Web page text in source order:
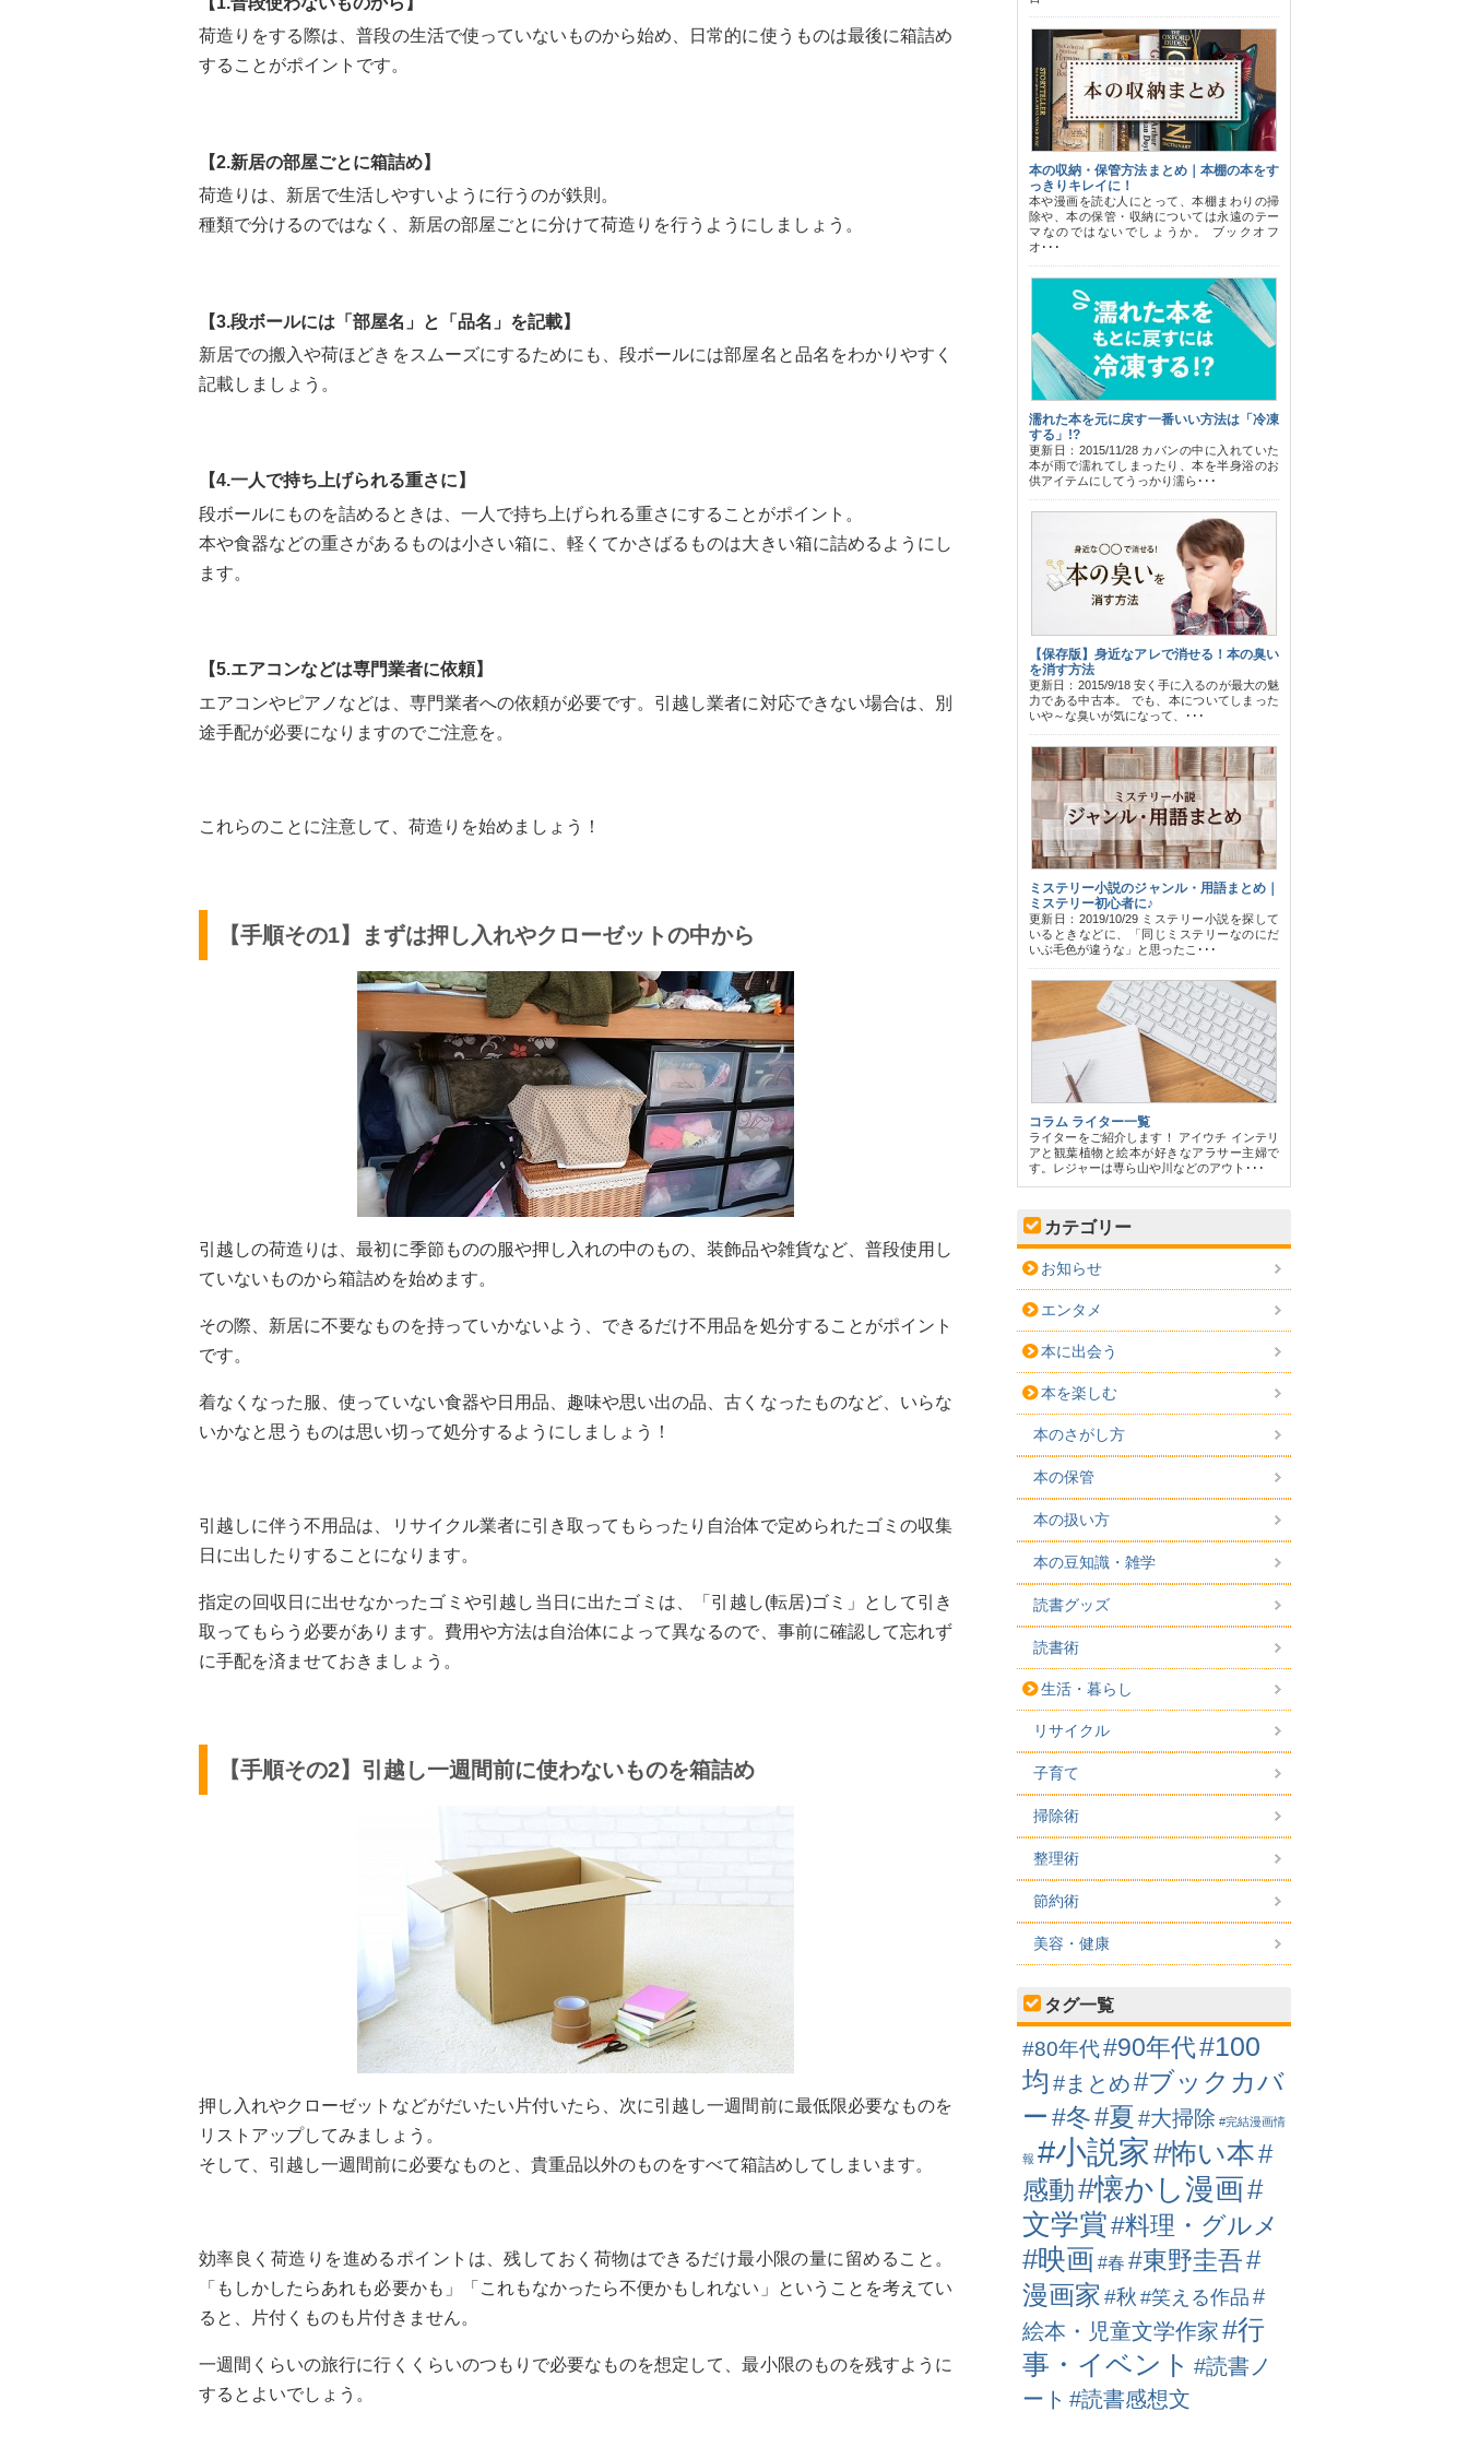
荷造りをする際は、普段の生活で使っていないものから始め、日常的に使うものは最後に箱詰め
することがポイントです。
【2.新居の部屋ごとに箱詰め】
荷造りは、新居で生活しやすいように行うのが鉄則。
種類で分けるのではなく、新居の部屋ごとに分けて荷造りを行うようにしましょう。
【3.段ボールには「部屋名」と「品名」を記載】
新居での搬入や荷ほどきをスムーズにするためにも、段ボールには部屋名と品名をわかりやすく
記載しましょう。
【4.一人で持ち上げられる重さに】
段ボールにものを詰めるときは、一人で持ち上げられる重さにすることがポイント。
本や食器などの重さがあるものは小さい箱に、軽くてかさばるものは大きい箱に詰めるようにし
ます。
【5.エアコンなどは専門業者に依頼】
エアコンやピアノなどは、専門業者への依頼が必要です。引越し業者に対応できない場合は、別
途手配が必要になりますのでご注意を。
これらのことに注意して、荷造りを始めましょう！
【手順その1】まずは押し入れやクローゼットの中から
引越しの荷造りは、最初に季節ものの服や押し入れの中のもの、装飾品や雑貨など、普段使用し
ていないものから箱詰めを始めます。
その際、新居に不要なものを持っていかないよう、できるだけ不用品を処分することがポイント
です。
着なくなった服、使っていない食器や日用品、趣味や思い出の品、古くなったものなど、いらな
いかなと思うものは思い切って処分するようにしましょう！
引越しに伴う不用品は、リサイクル業者に引き取ってもらったり自治体で定められたゴミの収集
日に出したりすることになります。
指定の回収日に出せなかったゴミや引越し当日に出たゴミは、「引越し(転居)ゴミ」として引き
取ってもらう必要があります。費用や方法は自治体によって異なるので、事前に確認して忘れず
に手配を済ませておきましょう。
【手順その2】引越し一週間前に使わないものを箱詰め
押し入れやクローゼットなどがだいたい片付いたら、次に引越し一週間前に最低限必要なものを
リストアップしてみましょう。
そして、引越し一週間前に必要なものと、貴重品以外のものをすべて箱詰めしてしまいます。
効率良く荷造りを進めるポイントは、残しておく荷物はできるだけ最小限の量に留めること。
「もしかしたらあれも必要かも」「これもなかったら不便かもしれない」ということを考えてい
ると、片付くものも片付きません。
一週間くらいの旅行に行くくらいのつもりで必要なものを想定して、最小限のものを残すように
するとよいでしょう。
本の収納・保管方法まとめ｜本棚の本をす
っきりキレイに！
本や漫画を読む人にとって、本棚まわりの掃
除や、本の保管・収納については永遠のテー
マなのではないでしょうか。 ブックオフ
オ･･･
濡れた本を元に戻す一番いい方法は「冷凍
する」!?
更新日：2015/11/28 カバンの中に入れていた
本が雨で濡れてしまったり、本を半身浴のお
供アイテムにしてうっかり濡ら･･･
【保存版】身近なアレで消せる！本の臭い
を消す方法
更新日：2015/9/18 安く手に入るのが最大の魅
力である中古本。 でも、本についてしまった
いや～な臭いが気になって、･･･
ミステリー小説のジャンル・用語まとめ｜
ミステリー初心者に♪
更新日：2019/10/29 ミステリー小説を探して
いるときなどに、「同じミステリーなのにだ
いぶ毛色が違うな」と思ったこ･･･
コラム ライター一覧
ライターをご紹介します！ アイウチ インテリ
アと観葉植物と絵本が好きなアラサー主婦で
す。レジャーは専ら山や川などのアウト･･･
カテゴリー
お知らせ
エンタメ
本に出会う
本を楽しむ
本のさがし方
本の保管
本の扱い方
本の豆知識・雑学
読書グッズ
読書術
生活・暮らし
リサイクル
子育て
掃除術
整理術
節約術
美容・健康
タグ一覧
#80年代#90年代#100
均 #まとめ#ブックカバ
ー#冬#夏 #大掃除 #完結漫画情
報 #小説家#怖い本#
感動#懐かし漫画#
文学賞#料理・グルメ
#映画 #春 #東野圭吾#
漫画家 #秋#笑える作品#
絵本・児童文学作家#行
事・イベント #読書ノ
ート #読書感想文